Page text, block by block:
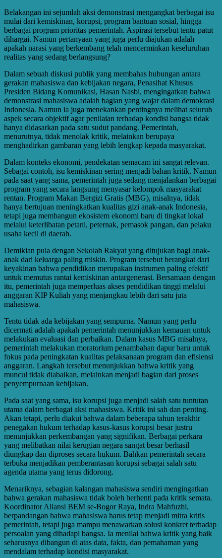
Belakangan ini sejumlah aksi demonstrasi mengangkat berbagai isu
mulai dari kemiskinan, korupsi, program bantuan sosial, hingga
berbagai program prioritas pemerintah. Aspirasi tersebut tentu patut
dihargai. Namun pertanyaan yang juga perlu diajukan adalah
apakah narasi yang berkembang telah mencerminkan keseluruhan
realitas yang sedang berlangsung?
Dalam sebuah diskusi publik yang membahas hubungan antara
gerakan mahasiswa dan kebijakan negara, Penasihat Khusus
Presiden Bidang Komunikasi, Hasan Nasbi, mengingatkan bahwa
demonstrasi mahasiswa adalah bagian yang wajar dalam demokrasi
Indonesia. Namun ia juga menekankan pentingnya melihat seluruh
aspek secara objektif agar penilaian terhadap kondisi bangsa tidak
hanya didasarkan pada satu sudut pandang. Pemerintah,
menurutnya, tidak menolak kritik, melainkan berupaya
menghadirkan gambaran yang lebih lengkap kepada masyarakat.
Dalam konteks ekonomi, pendekatan semacam ini sangat relevan.
Sebagai contoh, isu kemiskinan sering menjadi bahan kritik. Namun
pada saat yang sama, pemerintah juga sedang menjalankan berbagai
program yang secara langsung menyasar kelompok masyarakat
rentan. Program Makan Bergizi Gratis (MBG), misalnya, tidak
hanya bertujuan meningkatkan kualitas gizi anak-anak Indonesia,
tetapi juga membangun ekosistem ekonomi baru di tingkat lokal
melalui keterlibatan petani, peternak, pemasok pangan, dan pelaku
usaha kecil di daerah.
Demikian pula dengan Sekolah Rakyat yang ditujukan bagi anak-
anak dari keluarga paling miskin. Program tersebut berangkat dari
keyakinan bahwa pendidikan merupakan instrumen paling efektif
untuk memutus rantai kemiskinan antargenerasi. Bersamaan dengan
itu, pemerintah juga memperluas akses pendidikan tinggi melalui
anggaran KIP Kuliah yang menjangkau lebih dari satu juta
mahasiswa.
Tentu tidak ada kebijakan yang sempurna. Namun yang perlu
dicermati adalah apakah pemerintah menunjukkan kemauan untuk
melakukan evaluasi dan perbaikan. Dalam kasus MBG misalnya,
pemerintah melakukan moratorium penambahan dapur baru untuk
fokus pada peningkatan kualitas pelaksanaan program dan efisiensi
anggaran. Langkah tersebut menunjukkan bahwa kritik yang
muncul tidak diabaikan, melainkan menjadi bagian dari proses
penyempurnaan kebijakan.
Pada saat yang sama, isu korupsi juga menjadi salah satu tuntutan
utama dalam berbagai aksi mahasiswa. Kritik ini sah dan penting.
Akan tetapi, perlu diakui bahwa dalam beberapa tahun terakhir
penegakan hukum terhadap kasus-kasus korupsi besar justru
menunjukkan perkembangan yang signifikan. Berbagai perkara
yang melibatkan nilai kerugian negara sangat besar berhasil
diungkap dan diproses secara hukum. Bahkan pemerintah secara
terbuka menjadikan pemberantasan korupsi sebagai salah satu
agenda utama yang terus didorong.
Menariknya, sebagian kalangan mahasiswa sendiri mengingatkan
bahwa gerakan mahasiswa tidak boleh berhenti pada kritik semata.
Koordinator Aliansi BEM se-Bogor Raya, Indra Mahfuzhi,
berpandangan bahwa mahasiswa harus tetap menjadi mitra kritis
pemerintah, tetapi juga mampu menawarkan solusi konkret terhadap
persoalan yang dihadapi bangsa. Ia menilai bahwa kritik yang baik
seharusnya dibangun di atas data, fakta, dan pemahaman yang
mendalam terhadap kondisi masyarakat.